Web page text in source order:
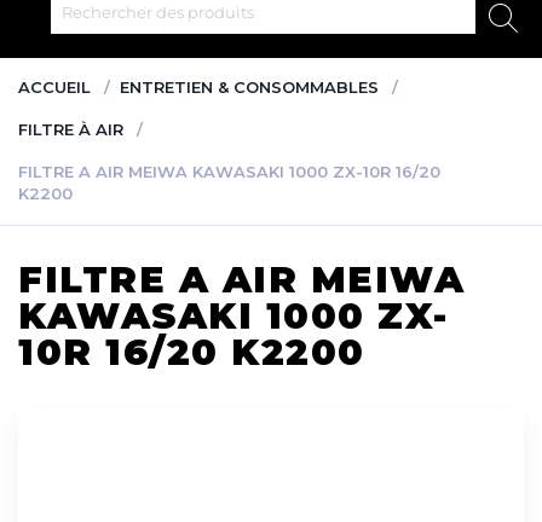
ACCUEIL ENTRETIEN & CONSOMMABLES
FILTRE À AIR
FILTRE A AIR MEIWA KAWASAKI 1000 ZX-10R 16/20
K2200
FILTRE A AIR MEIWA
KAWASAKI 1000 ZX-
10R 16/20 K2200